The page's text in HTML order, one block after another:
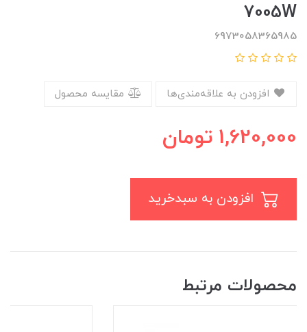
7005W
6973058365985
مقایسه محصول
1,620,000 تومان
محصولات مرتبط